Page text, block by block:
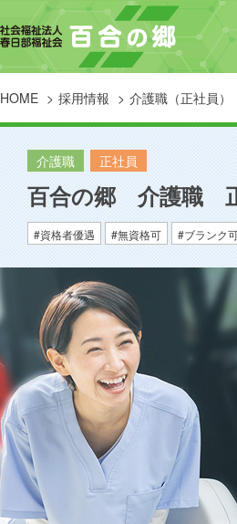
HOME 採用情報 介護職（正社員）
介護職 正社員
百合の郷 介護職
資格者優遇 無資格可 ブランク